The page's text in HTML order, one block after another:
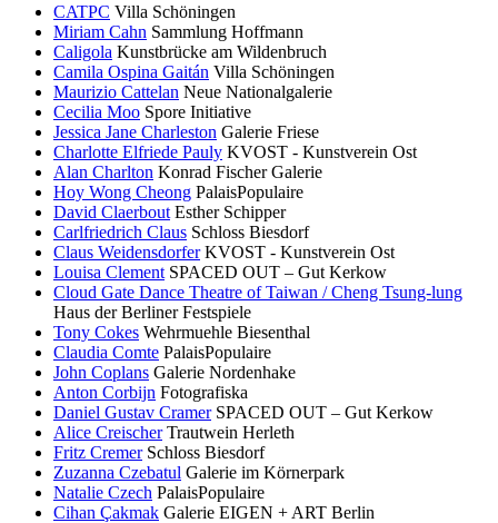
CATPC Villa Schöningen
Miriam Cahn Sammlung Hoffmann
Caligola Kunstbrücke am Wildenbruch
Camila Ospina Gaitán Villa Schöningen
Maurizio Cattelan Neue Nationalgalerie
Cecilia Moo Spore Initiative
Jessica Jane Charleston Galerie Friese
Charlotte Elfriede Pauly KVOST - Kunstverein Ost
Alan Charlton Konrad Fischer Galerie
Hoy Wong Cheong PalaisPopulaire
David Claerbout Esther Schipper
Carlfriedrich Claus Schloss Biesdorf
Claus Weidensdorfer KVOST - Kunstverein Ost
Louisa Clement SPACED OUT – Gut Kerkow
Cloud Gate Dance Theatre of Taiwan / Cheng Tsung-lung
Haus der Berliner Festspiele
Tony Cokes Wehrmuehle Biesenthal
Claudia Comte PalaisPopulaire
John Coplans Galerie Nordenhake
Anton Corbijn Fotografiska
Daniel Gustav Cramer SPACED OUT – Gut Kerkow
Alice Creischer Trautwein Herleth
Fritz Cremer Schloss Biesdorf
Zuzanna Czebatul Galerie im Körnerpark
Natalie Czech PalaisPopulaire
Cihan Çakmak Galerie EIGEN + ART Berlin